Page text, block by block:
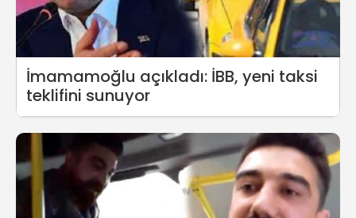
İmamamoğlu açıkladı: İBB, yeni taksi
teklifini sunuyor